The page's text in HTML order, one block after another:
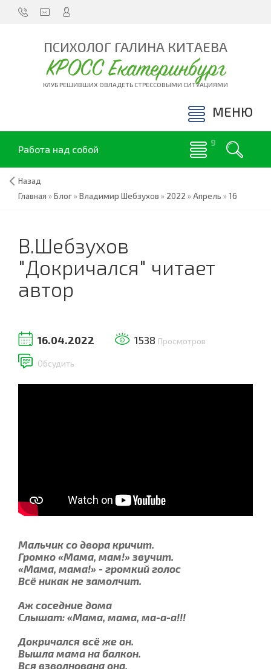
ПСИХОЛОГ ГАЛИНА КИТАЕВА
КРОСС Екатеринбург
КЛУБ РЕШИВШИХ ОВЛАДЕТЬ СТРЕССОВЫМИ СИТУАЦИЯМИ
МЕНЮ
Работа над собой
Назад
Главная »Блог»Владимир Шебзухов » 2022 »Апрель »16
В.Шебзухов
"Докричался" читает
автор
16.04.2022 1538 Просмотров
Обсудить
Мальчик со двора кричит.
Громко «Мама, мам!» звучит.
«Мама, мама!» - громкий голос
Всё никак не замолчит.
Аж соседние дома
Слышат: «Мама, мама, ма-а-а!!!
Докричался всё же он.
Вышла мама на балкон.
Вся взволнована она,